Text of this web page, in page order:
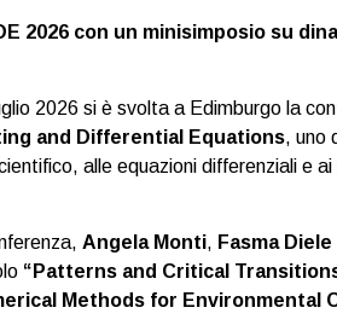
2026 con un minisimposio su
2026 si è svolta a Edimburgo la
and Differential Equations, uno
alle equazioni differenziali e
Angela Monti, Fasma
“Patterns and Critical
Methods for Environmental